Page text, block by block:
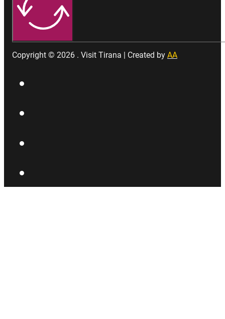
Copyright © 2026 . Visit Tirana | Created by AA